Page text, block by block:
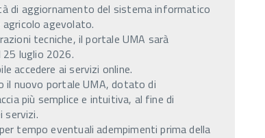
di aggiornamento del sistema informatico
agevolato.
tecniche, il portale UMA sarà
luglio 2026.
accedere ai servizi online.
nuovo portale UMA, dotato di
più semplice e intuitiva, al fine di
servizi.
tempo eventuali adempimenti prima della